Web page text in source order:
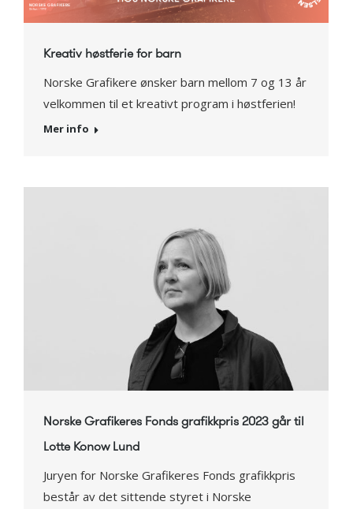
Kreativ høstferie for barn
Norske Grafikere ønsker barn mellom 7 og 13 år
velkommen til et kreativt program i høstferien!
Mer info
Norske Grafikeres Fonds grafikkpris 2023 går til
Lotte Konow Lund
Juryen for Norske Grafikeres Fonds grafikkpris
består av det sittende styret i Norske